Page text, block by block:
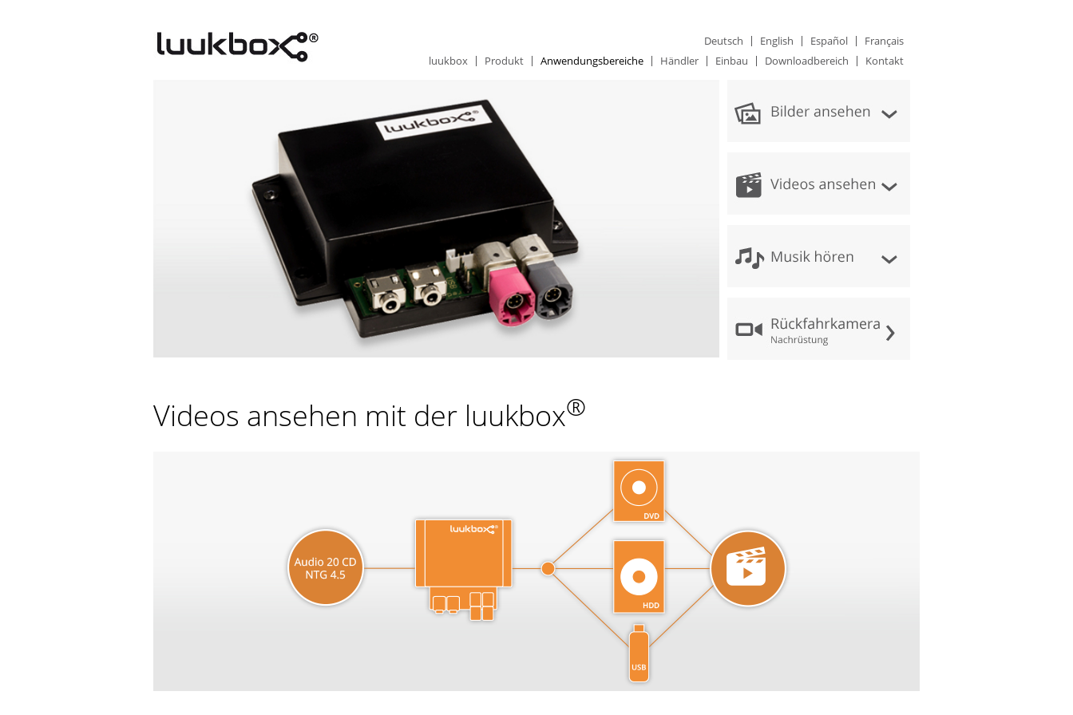
Deutsch English Español
Français
luukbox
Produkt Anwendungsbereiche Händler Einbau Downloadbereich Kontakt
Videos ansehen mit der luukbox®